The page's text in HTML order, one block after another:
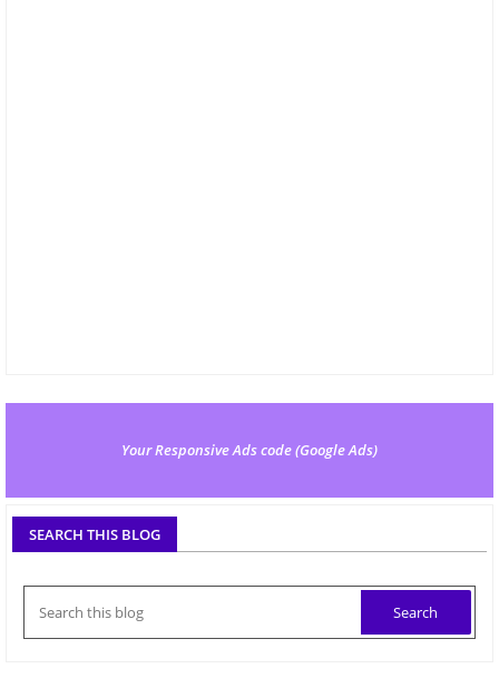
Your Responsive Ads code (Google Ads)
SEARCH THIS BLOG